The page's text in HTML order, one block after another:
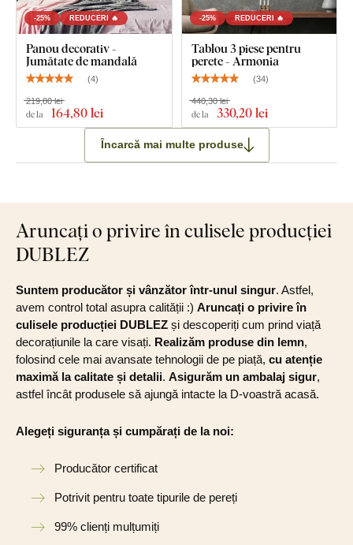
-25% REDUCERI 🔥
Panou decorativ -
Jumătate de mandală
(4)
de la 164,80 lei
219,80 lei
-25% REDUCERI 🔥
Tablou 3 piese pentru
perete - Armonia
(34)
de la 330,20 lei
440,30 lei
Încarcă mai multe produse
Aruncați o privire în culisele producției
DUBLEZ
Suntem producător și vânzător într-unul singur. Astfel,
avem control total asupra calității :) Aruncați o privire în
culisele producției DUBLEZ și descoperiți cum prind viață
decorațiunile la care visați. Realizăm produse din lemn,
folosind cele mai avansate tehnologii de pe piață, cu atenție
maximă la calitate și detalii. Asigurăm un ambalaj sigur,
astfel încât produsele să ajungă intacte la D-voastră acasă.
Alegeți siguranța și cumpărați de la noi:
Producător certificat
Potrivit pentru toate tipurile de pereți
99% clienți mulțumiți